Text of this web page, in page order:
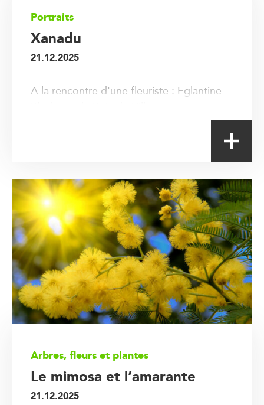
Portraits
Xanadu
21.12.2025
A la rencontre d'une fleuriste : Eglantine
Arbres, fleurs et plantes
Le mimosa et l’amarante
21.12.2025